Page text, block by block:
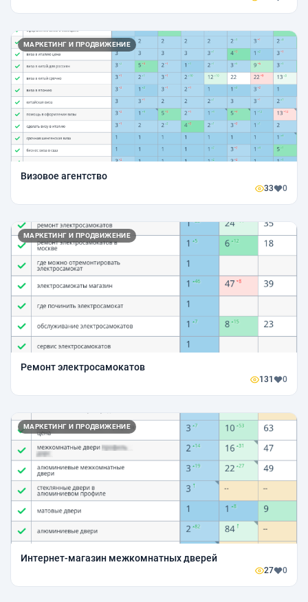
МАРКЕТИНГ И ПРОДВИЖЕНИЕ
Визовое агентство
33 0
МАРКЕТИНГ И ПРОДВИЖЕНИЕ
Ремонт электросамокатов
131 0
МАРКЕТИНГ И ПРОДВИЖЕНИЕ
Интернет-магазин межкомнатных дверей
27 0